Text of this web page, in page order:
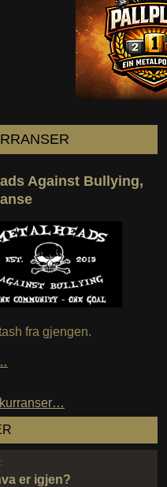
Against Bullying,
fra gjengen.
er igjen?